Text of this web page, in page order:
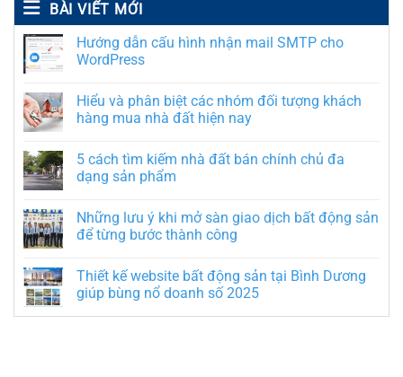
BÀI VIẾT MỚI
Hướng dẫn cấu hình nhận mail SMTP cho
WordPress
Hiểu và phân biệt các nhóm đối tượng khách
hàng mua nhà đất hiện nay
5 cách tìm kiếm nhà đất bán chính chủ đa
dạng sản phẩm
Những lưu ý khi mở sàn giao dịch bất động sản
để từng bước thành công
Thiết kế website bất động sản tại Bình Dương
giúp bùng nổ doanh số 2025